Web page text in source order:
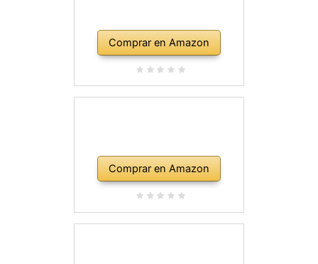
Comprar en Amazon
Comprar en Amazon